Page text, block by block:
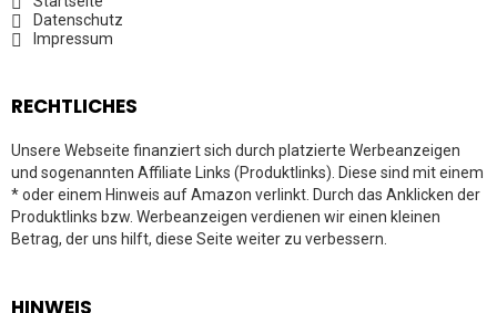
Datenschutz
Impressum
RECHTLICHES
Unsere Webseite finanziert sich durch platzierte Werbeanzeigen
und sogenannten Affiliate Links (Produktlinks). Diese sind mit einem
* oder einem Hinweis auf Amazon verlinkt. Durch das Anklicken der
Produktlinks bzw. Werbeanzeigen verdienen wir einen kleinen
Betrag, der uns hilft, diese Seite weiter zu verbessern.
HINWEIS